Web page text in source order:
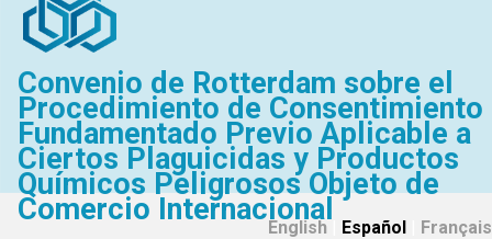
Convenio de Rotterdam sobre el
Procedimiento de Consentimiento
Fundamentado Previo Aplicable a
Ciertos Plaguicidas y Productos
Químicos Peligrosos Objeto de
Comercio Internacional
English Español Français